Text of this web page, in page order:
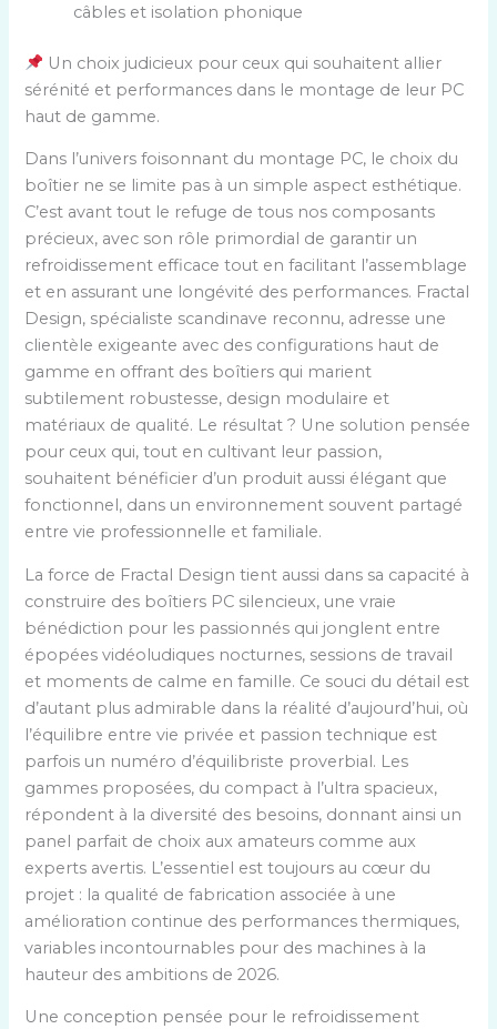
câbles et isolation phonique
Un choix judicieux pour ceux qui souhaitent allier
sérénité et performances dans le montage de leur PC
haut de gamme.
Dans l’univers foisonnant du montage PC, le choix du
boîtier ne se limite pas à un simple aspect esthétique.
C’est avant tout le refuge de tous nos composants
précieux, avec son rôle primordial de garantir un
refroidissement efficace tout en facilitant l’assemblage
et en assurant une longévité des performances. Fractal
Design, spécialiste scandinave reconnu, adresse une
clientèle exigeante avec des configurations haut de
gamme en offrant des boîtiers qui marient
subtilement robustesse, design modulaire et
matériaux de qualité. Le résultat ? Une solution pensée
pour ceux qui, tout en cultivant leur passion,
souhaitent bénéficier d’un produit aussi élégant que
fonctionnel, dans un environnement souvent partagé
entre vie professionnelle et familiale.
La force de Fractal Design tient aussi dans sa capacité à
construire des boîtiers PC silencieux, une vraie
bénédiction pour les passionnés qui jonglent entre
épopées vidéoludiques nocturnes, sessions de travail
et moments de calme en famille. Ce souci du détail est
d’autant plus admirable dans la réalité d’aujourd’hui, où
l’équilibre entre vie privée et passion technique est
parfois un numéro d’équilibriste proverbial. Les
gammes proposées, du compact à l’ultra spacieux,
répondent à la diversité des besoins, donnant ainsi un
panel parfait de choix aux amateurs comme aux
experts avertis. L’essentiel est toujours au cœur du
projet : la qualité de fabrication associée à une
amélioration continue des performances thermiques,
variables incontournables pour des machines à la
hauteur des ambitions de 2026.
Une conception pensée pour le refroidissement